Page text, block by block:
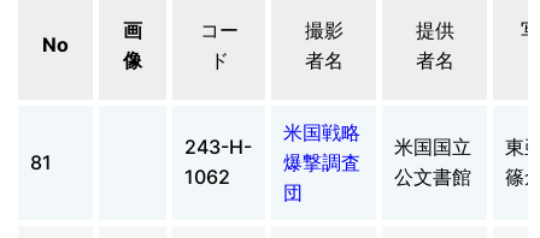
No
画
像
コー
ド
撮影
者名
提供
者名
81
243-H-
1062
米国戦略
爆撃調査
団
米国国立
公文書館
東
篠